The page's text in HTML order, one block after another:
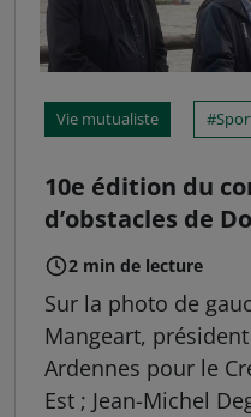
Vie mutualiste
10e édition du
d’obstacles de
2 min de lecture
Sur la photo de
Mangeart,
Ardennes pour le
Est ; Jean-Michel